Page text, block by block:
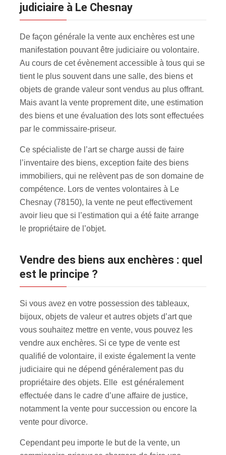
judiciaire à Le Chesnay
De façon générale la vente aux enchères est une
manifestation pouvant être judiciaire ou volontaire.
Au cours de cet évènement accessible à tous qui se
tient le plus souvent dans une salle, des biens et
objets de grande valeur sont vendus au plus offrant.
Mais avant la vente proprement dite, une estimation
des biens et une évaluation des lots sont effectuées
par le commissaire-priseur.
Ce spécialiste de l’art se charge aussi de faire
l’inventaire des biens, exception faite des biens
immobiliers, qui ne relèvent pas de son domaine de
compétence. Lors de ventes volontaires à Le
Chesnay (78150), la vente ne peut effectivement
avoir lieu que si l’estimation qui a été faite arrange
le propriétaire de l’objet.
Vendre des biens aux enchères : quel
est le principe ?
Si vous avez en votre possession des tableaux,
bijoux, objets de valeur et autres objets d’art que
vous souhaitez mettre en vente, vous pouvez les
vendre aux enchères. Si ce type de vente est
qualifié de volontaire, il existe également la vente
judiciaire qui ne dépend généralement pas du
propriétaire des objets. Elle est généralement
effectuée dans le cadre d’une affaire de justice,
notamment la vente pour succession ou encore la
vente pour divorce.
Cependant peu importe le but de la vente, un